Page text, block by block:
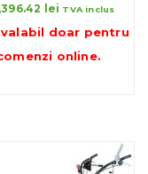
lei TVA inclus
doar pentru
online.